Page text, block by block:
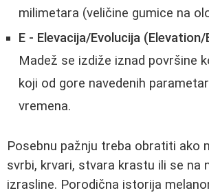
milimetara (veličine gumice na
E - Elevacija/Evolucija
Madež se izdiže iznad površine
koji od gore navedenih
vremena.
Posebnu pažnju treba obratiti ako
svrbi, krvari, stvara krastu ili se na
izrasline. Porodična istorija